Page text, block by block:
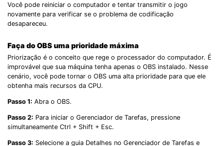
Você pode reiniciar o computador e tentar transmitir o jogo
novamente para verificar se o problema de codificação
desapareceu.
Faça do OBS uma prioridade máxima
Priorização é o conceito que rege o processador do computador. É
improvável que sua máquina tenha apenas o OBS instalado. Nesse
cenário, você pode tornar o OBS uma alta prioridade para que ele
obtenha mais recursos da CPU.
Passo 1: Abra o OBS.
Passo 2: Para iniciar o Gerenciador de Tarefas, pressione
simultaneamente Ctrl + Shift + Esc.
Passo 3: Selecione a guia Detalhes no Gerenciador de Tarefas e